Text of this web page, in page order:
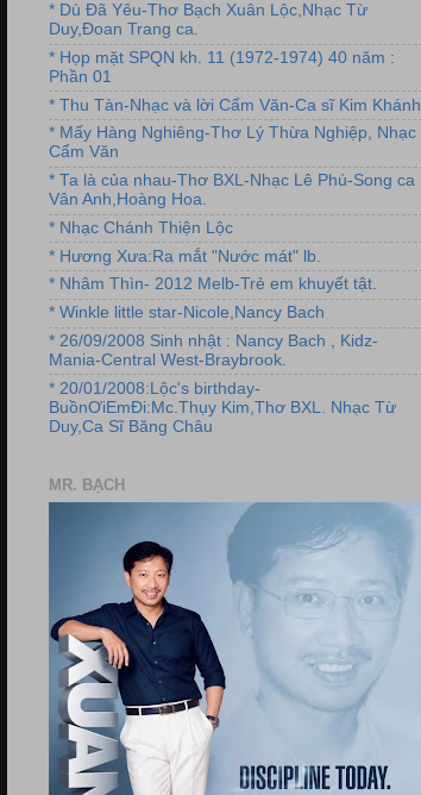
* Dù Đã Yêu-Thơ Bạch Xuân Lộc,Nhạc Từ
Duy,Đoan Trang ca.
* Họp mặt SPQN kh. 11 (1972-1974) 40 năm :
Phần 01
* Thu Tàn-Nhạc và lời Cẩm Văn-Ca sĩ Kim Khánh
* Mấy Hàng Nghiêng-Thơ Lý Thừa Nghiệp, Nhạc
Cẩm Văn
* Ta là của nhau-Thơ BXL-Nhạc Lê Phú-Song ca
Vân Anh,Hoàng Hoa.
* Nhạc Chánh Thiện Lộc
* Hương Xưa:Ra mắt "Nước mát" lb.
* Nhâm Thìn- 2012 Melb-Trẻ em khuyết tật.
* Winkle little star-Nicole,Nancy Bach
* 26/09/2008 Sinh nhật : Nancy Bach , Kidz-
Mania-Central West-Braybrook.
* 20/01/2008:Lộc's birthday-
BuồnƠiEmĐi:Mc.Thụy Kim,Thơ BXL. Nhạc Từ
Duy,Ca Sĩ Băng Châu
MR. BẠCH